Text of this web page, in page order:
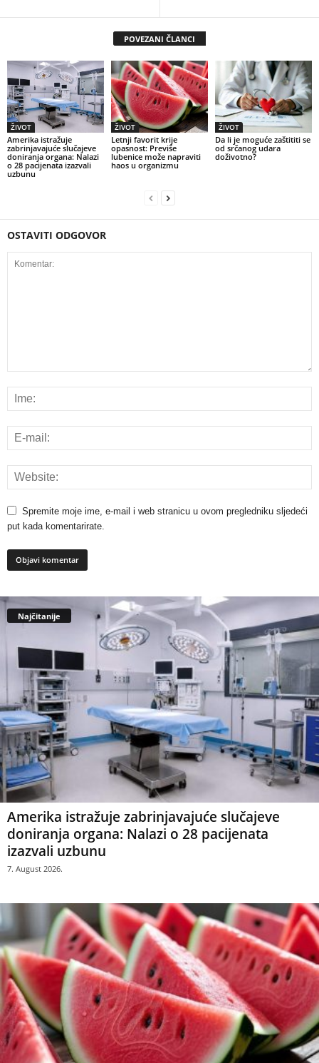
POVEZANI ČLANCI
ŽIVOT
Amerika istražuje
zabrinjavajuće slučajeve
doniranja organa: Nalazi
o 28 pacijenata izazvali
uzbunu
ŽIVOT
Letnji favorit krije
opasnost: Previše
lubenice može napraviti
haos u organizmu
ŽIVOT
Da li je moguće zaštititi se
od srčanog udara
doživotno?
OSTAVITI ODGOVOR
Spremite moje ime, e-mail i web stranicu u ovom pregledniku sljedeći
put kada komentarirate.
Najčitanije
Amerika istražuje zabrinjavajuće slučajeve
doniranja organa: Nalazi o 28 pacijenata
izazvali uzbunu
7. August 2026.